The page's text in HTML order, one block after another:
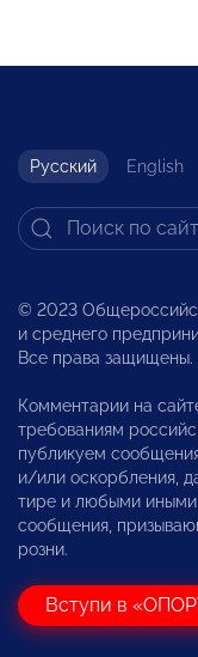
Русский English
© 2023
и среднего
Все права защищены.
Комментарии на
требованиям
публикуем
и/или оскорбления,
тире и любыми
сообщения,
розни.
Вступи в